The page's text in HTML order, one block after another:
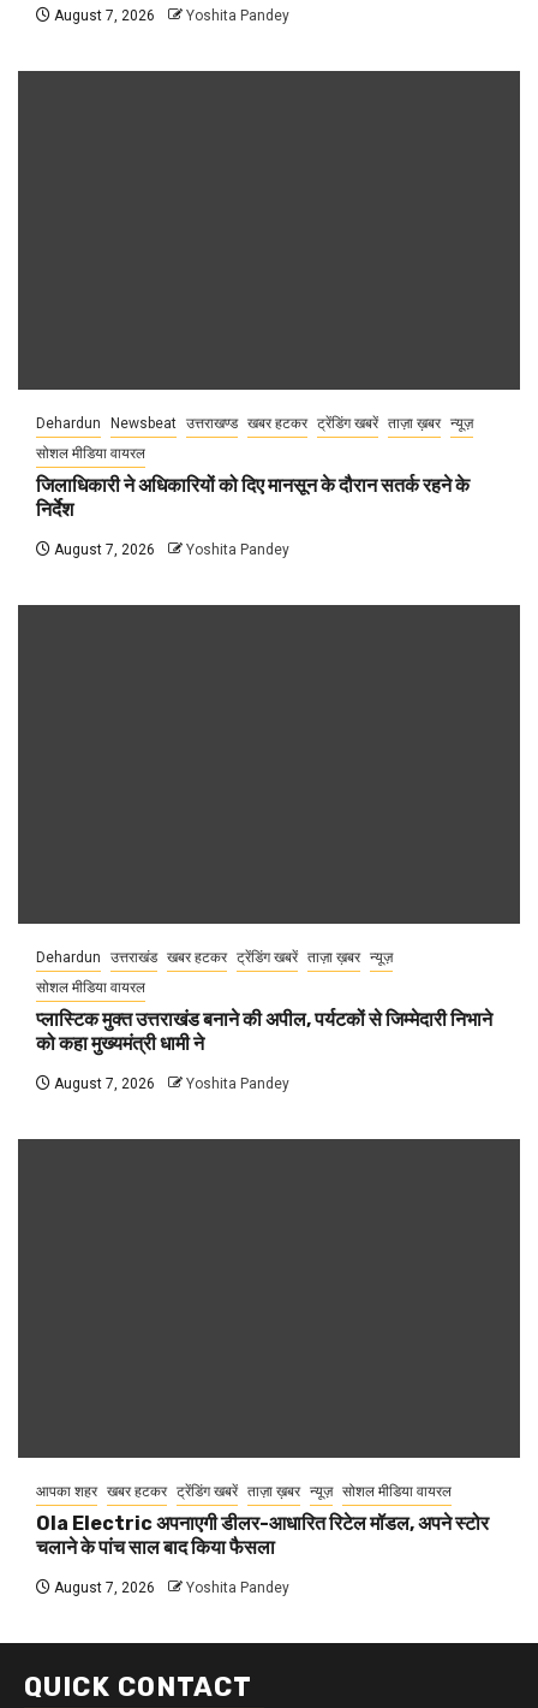
August 7, 2026 Yoshita Pandey
Dehardun Newsbeat उत्तराखण्ड खबर हटकर ट्रेंडिंग खबरें ताज़ा ख़बर न्यूज़
सोशल मीडिया वायरल
जिलाधिकारी ने अधिकारियों को दिए मानसून के दौरान सतर्क रहने के
निर्देश
August 7, 2026 Yoshita Pandey
Dehardun उत्तराखंड खबर हटकर ट्रेंडिंग खबरें ताज़ा ख़बर न्यूज़
सोशल मीडिया वायरल
प्लास्टिक मुक्त उत्तराखंड बनाने की अपील, पर्यटकों से जिम्मेदारी निभाने
को कहा मुख्यमंत्री धामी ने
August 7, 2026 Yoshita Pandey
आपका शहर खबर हटकर ट्रेंडिंग खबरें ताज़ा ख़बर न्यूज़ सोशल मीडिया वायरल
Ola Electric अपनाएगी डीलर-आधारित रिटेल मॉडल, अपने स्टोर
चलाने के पांच साल बाद किया फैसला
August 7, 2026 Yoshita Pandey
QUICK CONTACT